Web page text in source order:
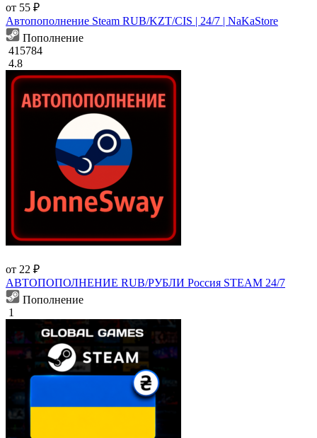
от 55 ₽
Автопополнение Steam RUB/KZT/CIS | 24/7 | NaKaStore
Пополнение
415784
4.8
от 22 ₽
АВТОПОПОЛНЕНИЕ RUB/РУБЛИ Россия STEAM 24/7
Пополнение
1